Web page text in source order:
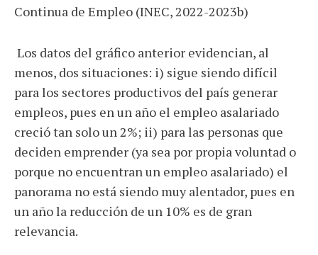
Continua de Empleo (INEC, 2022-2023b)
Los datos del gráfico anterior evidencian, al
menos, dos situaciones: i) sigue siendo difícil
para los sectores productivos del país generar
empleos, pues en un año el empleo asalariado
creció tan solo un 2%; ii) para las personas que
deciden emprender (ya sea por propia voluntad o
porque no encuentran un empleo asalariado) el
panorama no está siendo muy alentador, pues en
un año la reducción de un 10% es de gran
relevancia.